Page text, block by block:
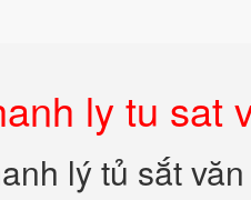
ly tu sat
lý tủ sắt